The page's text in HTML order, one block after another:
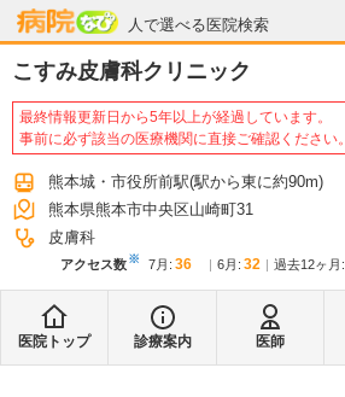
人で選べる医院検索
病院なび
こすみ皮膚科クリニック
最終情報更新日から5年以上が経過しています。
事前に必ず該当の医療機関に直接ご確認ください。
熊本城・市役所前駅(駅から東に約90m)
熊本県熊本市中央区山崎町31
皮膚科
アクセス数※ 7月 : 36 6月 : 32 過去12ヶ月:
医院トップ 診療案内 医師